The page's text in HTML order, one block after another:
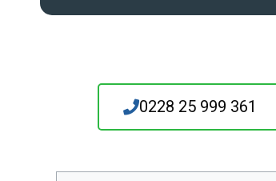
0228 25 999 361